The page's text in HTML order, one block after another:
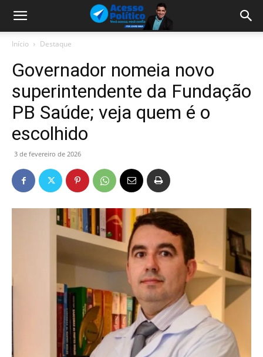
Início Destaque
Governador nomeia novo
superintendente da Fundação
PB Saúde; veja quem é o
escolhido
3 de fevereiro de 2026